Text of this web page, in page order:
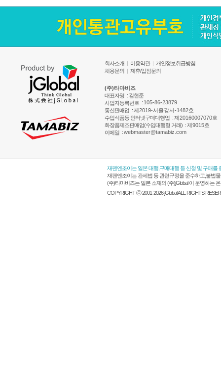
회사소개 | 이용약관 | 개인정보취급방침
채용문의 | 제휴/입점문의
(주)타마비즈
대표자명 : 김현준
사업자등록번호 : 105-86-23879
통신판매업 :제2019-서울강서-1482호
수입식품등 인터넷구매대행업 :제20160007070호
화장품제조판매업(수입대행형 거래) :제9015호
이메일 :webmaster@tamabiz.com
재팬엔조이는 일본 대행,구매대행 등 신청 및 구매
재팬엔조이는 관세법 등 관련규정을 준수하고,불법
(주)타마비즈는 일본 소재의 (주)jGlobal 이 운영하는
COPYRIGHT ⓒ 2001-2026 jGlobal ALL RIGHTS